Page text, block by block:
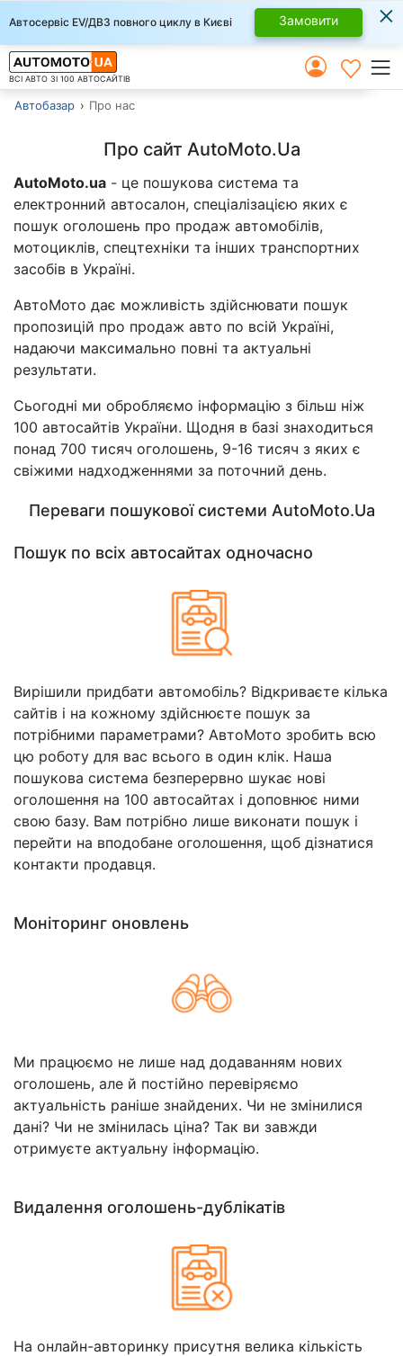
Автосервіс EV/ДВЗ повного циклу в Києві Замовити ×
ВСІ АВТО ЗІ 100 АВТОСАЙТІВ
Автобазар Про нас
Про сайт AutoMoto.Ua
AutoMoto.ua - це пошукова система та
електронний автосалон, спеціалізацією яких є
пошук оголошень про продаж автомобілів,
мотоциклів, спецтехніки та інших транспортних
засобів в Україні.
АвтоМото дає можливість здійснювати пошук
пропозицій про продаж авто по всій Україні,
надаючи максимально повні та актуальні
результати.
Сьогодні ми обробляємо інформацію з більш ніж
100 автосайтів України. Щодня в базі знаходиться
понад 700 тисяч оголошень, 9-16 тисяч з яких є
свіжими надходженнями за поточний день.
Переваги пошукової системи AutoMoto.Ua
Пошук по всіх автосайтах одночасно
Вирішили придбати автомобіль? Відкриваєте кілька
сайтів і на кожному здійснюєте пошук за
потрібними параметрами? АвтоМото зробить всю
цю роботу для вас всього в один клік. Наша
пошукова система безперервно шукає нові
оголошення на 100 автосайтах і доповнює ними
свою базу. Вам потрібно лише виконати пошук і
перейти на вподобане оголошення, щоб дізнатися
контакти продавця.
Моніторинг оновлень
Ми працюємо не лише над додаванням нових
оголошень, але й постійно перевіряємо
актуальність раніше знайдених. Чи не змінилися
дані? Чи не змінилась ціна? Так ви завжди
отримуєте актуальну інформацію.
Видалення оголошень-дублікатів
На онлайн-авторинку присутня велика кількість